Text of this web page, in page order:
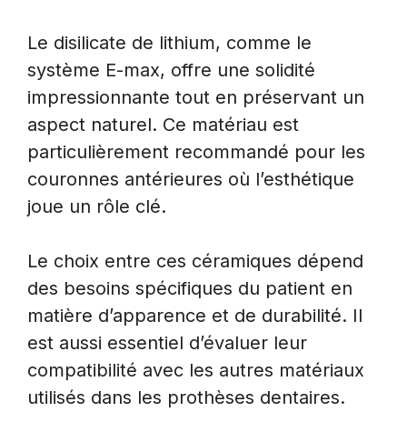
Le disilicate de lithium, comme le
système E-max, offre une solidité
impressionnante tout en préservant un
aspect naturel. Ce matériau est
particulièrement recommandé pour les
couronnes antérieures où l’esthétique
joue un rôle clé.
Le choix entre ces céramiques dépend
des besoins spécifiques du patient en
matière d’apparence et de durabilité. Il
est aussi essentiel d’évaluer leur
compatibilité avec les autres matériaux
utilisés dans les prothèses dentaires.